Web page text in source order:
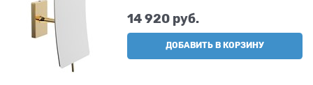
14 920 руб.
ДОБАВИТЬ В КОРЗИНУ